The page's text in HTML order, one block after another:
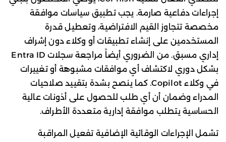
إجراءات دفاعية صارمة. يجب تطبيق سياسات موافقة
مخصصة تتجاوز القيم الافتراضية، وتعطيل قدرة
المستخدمين على إنشاء تطبيقات أو وكلاء دون إشراف
إداري مسبق. من الضروري أيضاً مراجعة سجلات Entra ID
بشكل دوري لاكتشاف أي موافقات مشبوهة أو تغييرات
في وكلاء Copilot. كما ينصح بشدة بتقييد صلاحيات
المدراء وضمان أن أي طلب للحصول على أذونات عالية
الحساسية يتطلب موافقة إدارية متعددة الأطراف.
تشمل الإجراءات الوقائية الإضافية تفعيل المراقبة